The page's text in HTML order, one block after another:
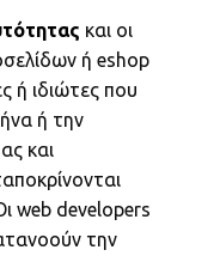
και οι
ή eshop
ή ιδιώτες που
ή την
και
web developers
την